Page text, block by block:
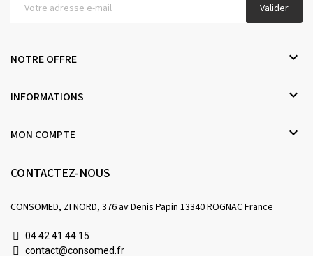
Valider
NOTRE OFFRE 
INFORMATIONS 
MON COMPTE 
CONTACTEZ-NOUS
CONSOMED, ZI NORD, 376 av Denis Papin 13340 ROGNAC France
04 42 41 44 15
contact@consomed.fr